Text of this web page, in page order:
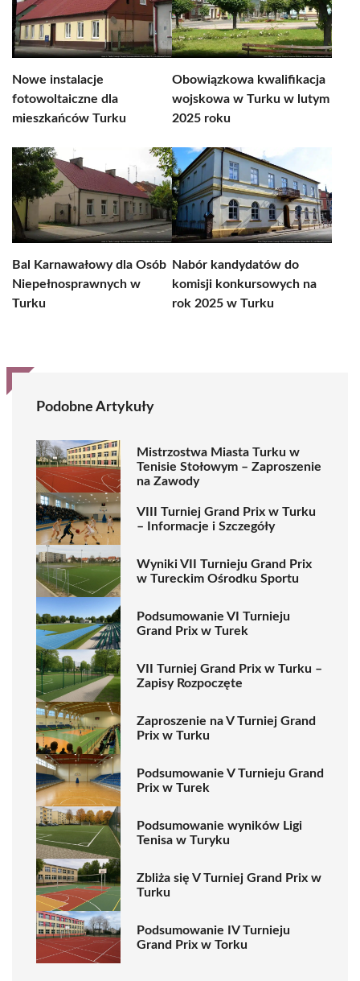
Nowe instalacje
fotowoltaiczne dla
mieszkańców Turku
Obowiązkowa kwalifikacja
wojskowa w Turku w lutym
2025 roku
Bal Karnawałowy dla Osób
Niepełnosprawnych w
Turku
Nabór kandydatów do
komisji konkursowych na
rok 2025 w Turku
Podobne Artykuły
Mistrzostwa Miasta Turku w
Tenisie Stołowym – Zaproszenie
na Zawody
VIII Turniej Grand Prix w Turku
– Informacje i Szczegóły
Wyniki VII Turnieju Grand Prix
w Tureckim Ośrodku Sportu
Podsumowanie VI Turnieju
Grand Prix w Turek
VII Turniej Grand Prix w Turku –
Zapisy Rozpoczęte
Zaproszenie na V Turniej Grand
Prix w Turku
Podsumowanie V Turnieju Grand
Prix w Turek
Podsumowanie wyników Ligi
Tenisa w Turyku
Zbliża się V Turniej Grand Prix w
Turku
Podsumowanie IV Turnieju
Grand Prix w Torku